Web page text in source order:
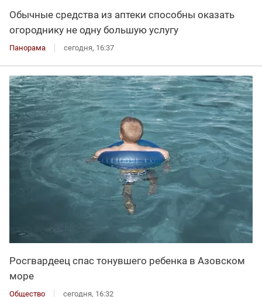
Обычные средства из аптеки способны оказать
огороднику не одну большую услугу
Панорама сегодня, 16:37
Росгвардеец спас тонувшего ребенка в Азовском
море
Общество сегодня, 16:32